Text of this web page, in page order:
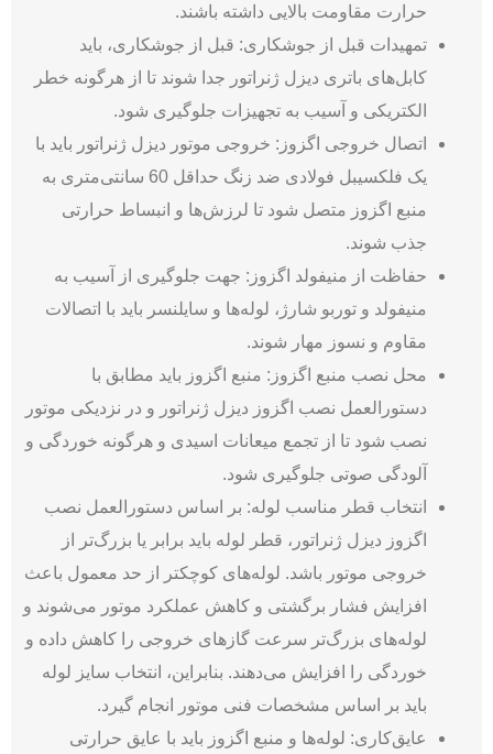
حرارت مقاومت بالایی داشته باشند.
تمهیدات قبل از جوشکاری: قبل از جوشکاری، باید
کابل‌های باتری دیزل ژنراتور جدا شوند تا از هرگونه خطر
الکتریکی و آسیب به تجهیزات جلوگیری شود.
اتصال خروجی اگزوز: خروجی موتور دیزل ژنراتور باید با
یک فلکسیبل فولادی ضد زنگ حداقل 60 سانتی‌متری به
منبع اگزوز متصل شود تا لرزش‌ها و انبساط حرارتی
جذب شوند.
حفاظت از منیفولد اگزوز: جهت جلوگیری از آسیب به
منیفولد و توربو شارژ، لوله‌ها و سایلنسر باید با اتصالات
مقاوم و نسوز مهار شوند.
محل نصب منبع اگزوز: منبع اگزوز باید مطابق با
دستورالعمل نصب اگزوز دیزل ژنراتور و در نزدیکی موتور
نصب شود تا از تجمع میعانات اسیدی و هرگونه خوردگی و
آلودگی صوتی جلوگیری شود.
انتخاب قطر مناسب لوله: بر اساس دستورالعمل نصب
اگزوز دیزل ژنراتور، قطر لوله باید برابر یا بزرگ‌تر از
خروجی موتور باشد. لوله‌های کوچکتر از حد معمول باعث
افزایش فشار برگشتی و کاهش عملکرد موتور می‌­شوند و
لوله‌های بزرگ‌تر سرعت گازهای خروجی را کاهش داده و
خوردگی را افزایش می‌دهند. بنابراین، انتخاب سایز لوله
باید بر اساس مشخصات فنی موتور انجام گیرد.
عایق‌کاری: لوله‌ها و منبع اگزوز باید با عایق حرارتی